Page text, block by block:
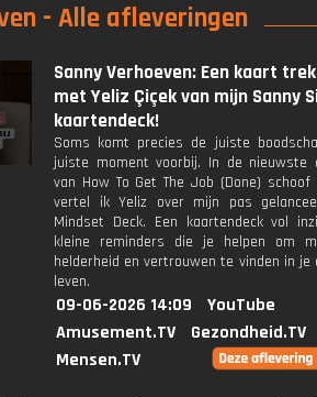
- Alle afleveringen
Sanny Verhoeven: Een kaart
met Yeliz Çiçek van mijn Sanny
kaartendeck!
Soms komt precies de juiste
juiste moment voorbij. In de nieuwste
van How To Get The Job (Done)
vertel ik Yeliz over mijn pas
Mindset Deck. Een kaartendeck vol
kleine reminders die je helpen om
helderheid en vertrouwen te vinden in je
leven.
09-06-2026 14:09
YouTube
Amusement.TV
Gezondheid.TV
Mensen.TV